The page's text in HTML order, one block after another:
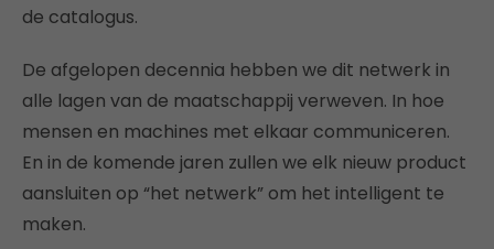
de catalogus.
De afgelopen decennia hebben we dit netwerk in
alle lagen van de maatschappij verweven. In hoe
mensen en machines met elkaar communiceren.
En in de komende jaren zullen we elk nieuw product
aansluiten op “het netwerk” om het intelligent te
maken.